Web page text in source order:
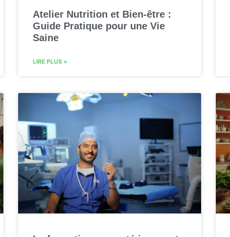
Atelier Nutrition et Bien-être :
Guide Pratique pour une Vie
Saine
LIRE PLUS »